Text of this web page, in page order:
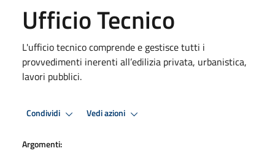
Ufficio Tecnico
L'ufficio tecnico comprende e gestisce tutti i
provvedimenti inerenti all’edilizia privata, urbanistica,
lavori pubblici.
Condividi Vedi azioni
Argomenti: